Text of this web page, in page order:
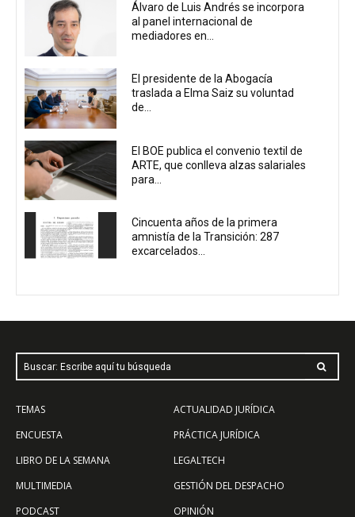
Álvaro de Luis Andrés se incorpora
al panel internacional de
mediadores en...
El presidente de la Abogacía
traslada a Elma Saiz su voluntad
de...
El BOE publica el convenio textil de
ARTE, que conlleva alzas salariales
para...
Cincuenta años de la primera
amnistía de la Transición: 287
excarcelados...
Buscar: Escribe aquí tu búsqueda
TEMAS
ENCUESTA
LIBRO DE LA SEMANA
MULTIMEDIA
PODCAST
ACTUALIDAD JURÍDICA
PRÁCTICA JURÍDICA
LEGALTECH
GESTIÓN DEL DESPACHO
OPINIÓN